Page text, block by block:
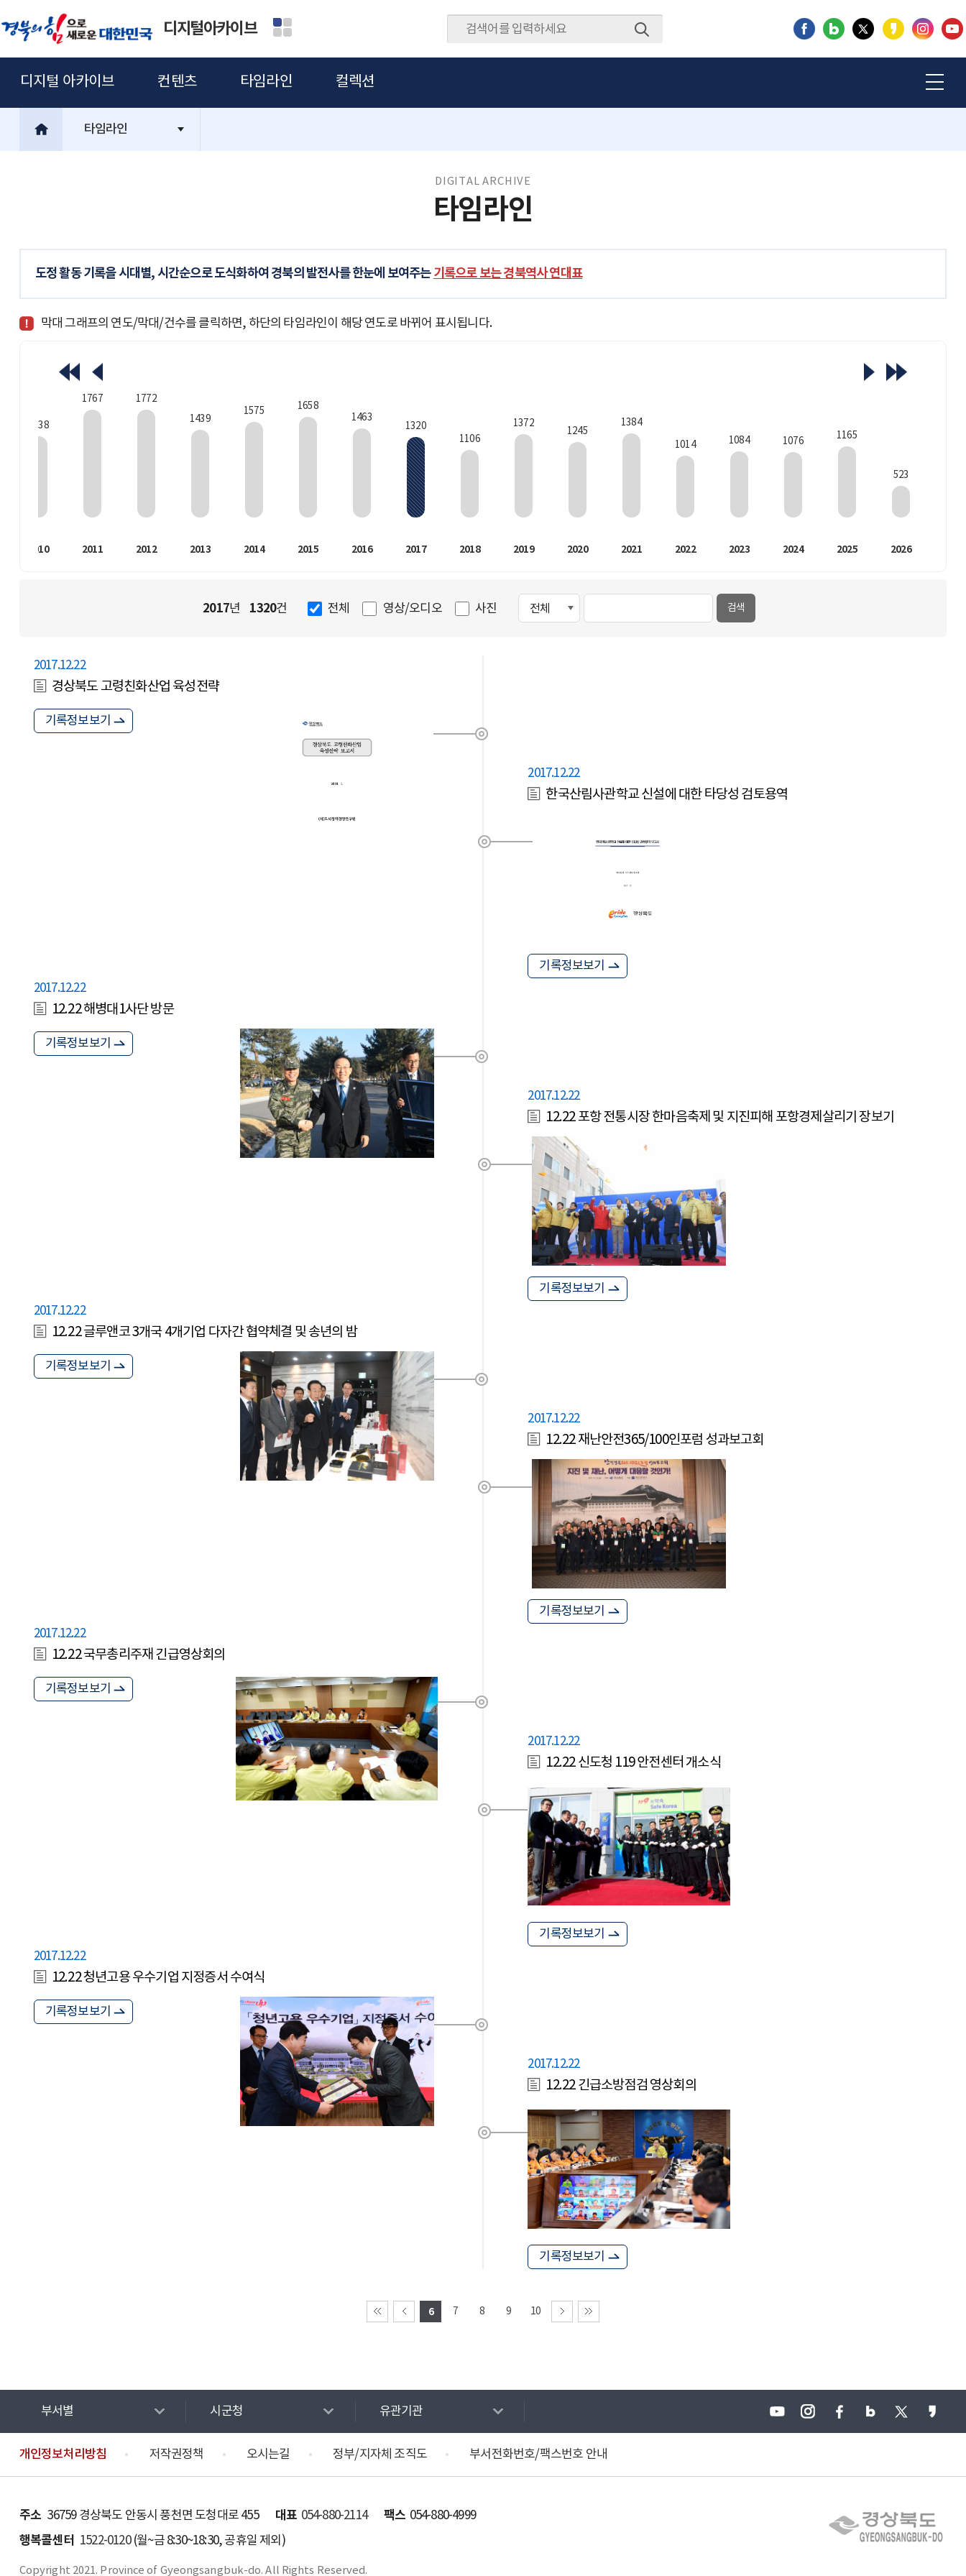
디지털아카이브
디지털 아카이브 컨텐츠 타임라인 컬렉션
타임라인
DIGITAL ARCHIVE
타임라인
도정 활동 기록을 시대별, 시간순으로 도식화하여 경북의 발전사를 한눈에 보여주는기록으로 보는 경북역사 연대표
막대 그래프의 연도/막대/건수를 클릭하면, 하단의 타임라인이 해당 연도로 바뀌어 표시됩니다.
1338
2010
1767
2011
1772
2012
1439
2013
1575
2014
1658
2015
1463
2016
1320
2017
1106
2018
1372
2019
1245
2020
1384
2021
1014
2022
1084
2023
1076
2024
1165
2025
523
2026
2017년 1320건 전체 영상/오디오 사진 검색
2017.12.22
경상북도 고령친화산업 육성전략
기록정보보기
2017.12.22
한국산림사관학교 신설에 대한 타당성 검토용역
기록정보보기
2017.12.22
12.22 해병대1사단 방문
기록정보보기
2017.12.22
12.22 포항 전통시장 한마음축제 및 지진피해 포항경제살리기 장보기
기록정보보기
2017.12.22
12.22 글루앤코 3개국 4개기업 다자간 협약체결 및 송년의 밤
기록정보보기
2017.12.22
12.22 재난안전365/100인포럼 성과보고회
기록정보보기
2017.12.22
12.22 국무총리주재 긴급영상회의
기록정보보기
2017.12.22
12.22 신도청 119 안전센터 개소식
기록정보보기
2017.12.22
12.22 청년고용 우수기업 지정증서 수여식
기록정보보기
2017.12.22
12.22 긴급소방점검 영상회의
기록정보보기
6 7 8 9 10
부서별 시군청 유관기관
개인정보처리방침 저작권정책 오시는길 정부/지자체 조직도 부서전화번호/팩스번호 안내
주소 36759 경상북도 안동시 풍천면 도청대로 455 대표 054-880-2114 팩스 054-880-4999
행복콜센터 1522-0120(월~금 8:30~18:30, 공휴일 제외)
Copyright 2021. Province of Gyeongsangbuk-do. All Rights Reserved.